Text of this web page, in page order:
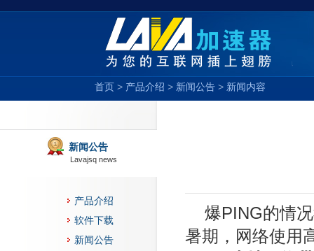
首页 > 产品介绍 > 新闻公告 > 新闻内容
新闻公告
Lavajsq news
产品介绍
软件下载
新闻公告
爆PING的情
暑期，网络使用